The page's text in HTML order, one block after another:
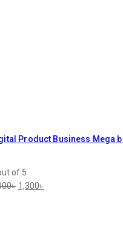
Product Business Mega
of 5
৳ 1,300৳